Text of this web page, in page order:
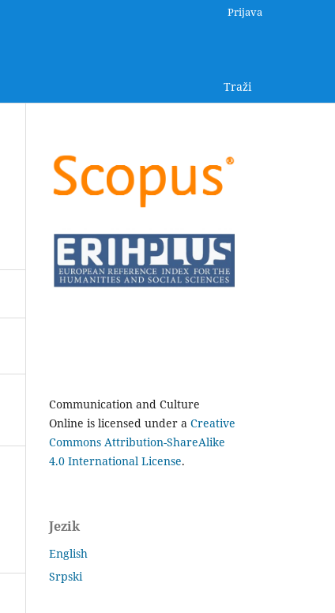
Traži
Prijava
Communication and Culture
Online is licensed under a Creative
Commons Attribution-ShareAlike
4.0 International License.
Jezik
English
Srpski